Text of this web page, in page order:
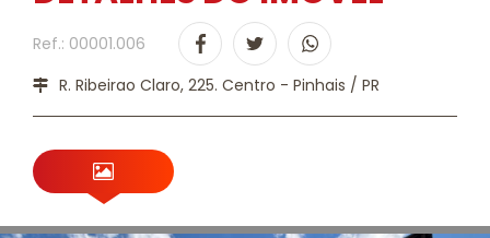
Ref.: 00001.006
R. Ribeirao Claro, 225. Centro - Pinhais / PR